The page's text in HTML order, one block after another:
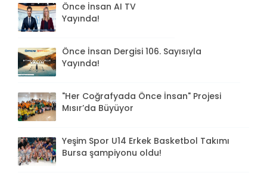
Önce İnsan AI TV
Yayında!
Önce İnsan Dergisi 106. Sayısıyla
Yayında!
"Her Coğrafyada Önce İnsan" Projesi
Mısır’da Büyüyor
Yeşim Spor U14 Erkek Basketbol Takımı
Bursa şampiyonu oldu!